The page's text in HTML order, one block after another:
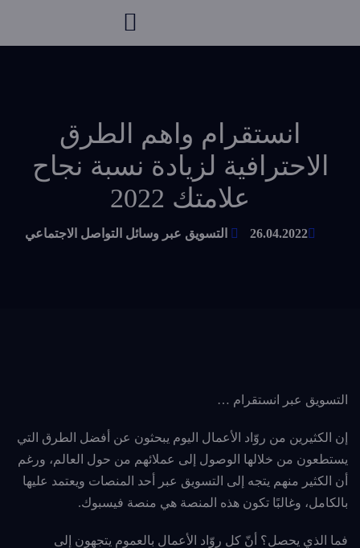
انستقرام واهم الطرق
الاحترافية لزيادة نسبة نجاح
علامتك 2022
26.04.2022 التسويق عبر وسائل التواصل الاجتماعي
التسويق عبر انستقرام …
إن الكثيرين من روّاد الأعمال اليوم يبحثون عن أفضل الطرق التي
يستطعون من خلالها الوصول إلى عملائهم من حول العالم، ورغم
أن الكثير منهم يتجه إلى التسويق عبر أحد المنصات ويعتمد عليها
بالكامل، وغالبًا تكون هذه المنصة هي منصة فيسبوك.
فما الذي يحصل؟ أنّ كل روّاد الأعمال بالعموم يتجهون إلى